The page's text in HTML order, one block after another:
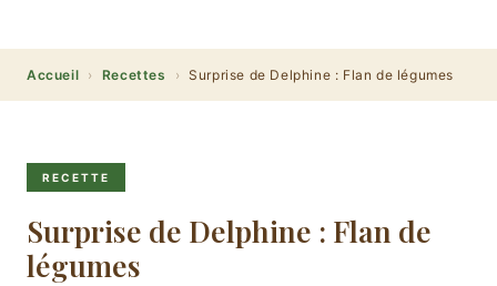
Accueil › Recettes › Surprise de Delphine : Flan de légumes
RECETTE
Surprise de Delphine : Flan de
légumes